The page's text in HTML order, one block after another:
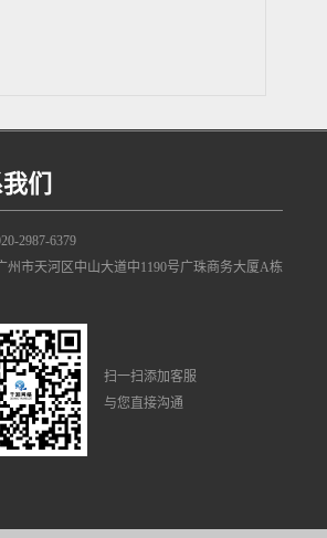
们
2987-6379
州市天河区中山大道中1190号广珠商务大厦A栋
扫一扫添加客服
与您直接沟通